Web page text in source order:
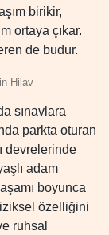
birikir,
ortaya çıkar.
de budur.
Hilav
sınavlara
parkta oturan
devrelerinde
adam
boyunca
özelliğini
ruhsal